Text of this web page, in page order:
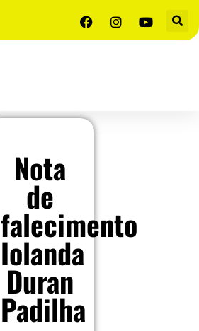
Nota
de
falecimento
Iolanda
Duran
Padilha